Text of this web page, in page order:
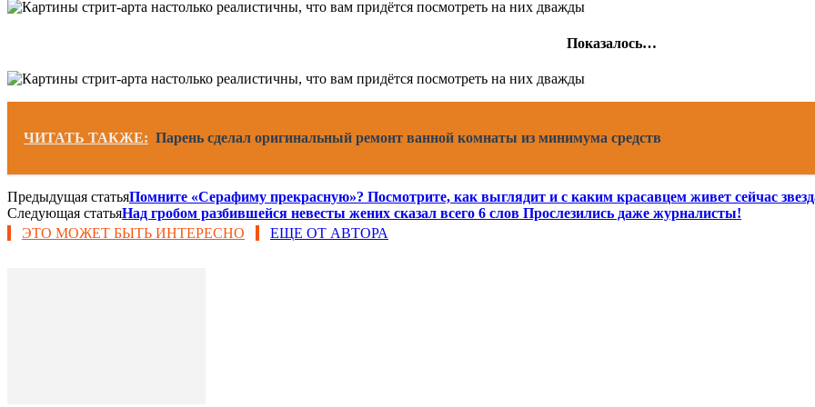
Показалось…
ЧИТАТЬ ТАКЖЕ: Парень сделал оригинальный ремонт ванной комнаты из минимума средств
Предыдущая статьяПомните «Серафиму прекрасную»? Посмотрите, как выглядит и с каким красавцем живет сейчас
Следующая статьяНад гробом разбившейся невесты жених сказал всего 6 слов Прослезились даже журналисты!
ЭТО МОЖЕТ БЫТЬ ИНТЕРЕСНО
ЕЩЕ ОТ АВТОРА